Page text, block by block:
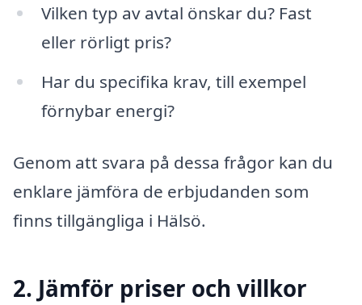
Vilken typ av avtal önskar du? Fast
eller rörligt pris?
Har du specifika krav, till exempel
förnybar energi?
Genom att svara på dessa frågor kan du
enklare jämföra de erbjudanden som
finns tillgängliga i Hälsö.
2. Jämför priser och villkor